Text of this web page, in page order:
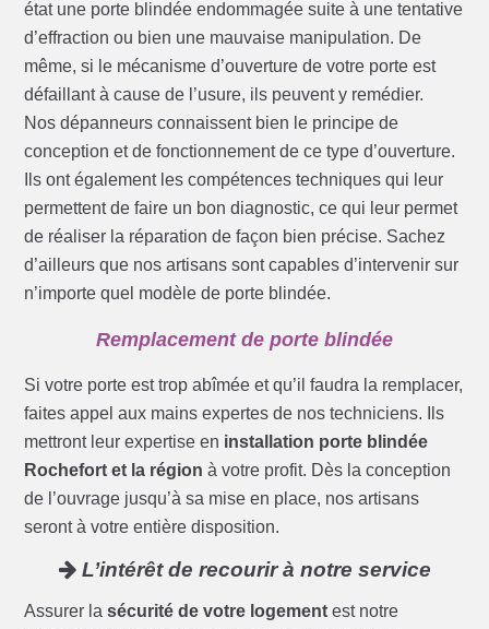
état une porte blindée endommagée suite à une tentative
d’effraction ou bien une mauvaise manipulation. De
même, si le mécanisme d’ouverture de votre porte est
défaillant à cause de l’usure, ils peuvent y remédier.
Nos dépanneurs connaissent bien le principe de
conception et de fonctionnement de ce type d’ouverture.
Ils ont également les compétences techniques qui leur
permettent de faire un bon diagnostic, ce qui leur permet
de réaliser la réparation de façon bien précise. Sachez
d’ailleurs que nos artisans sont capables d’intervenir sur
n’importe quel modèle de porte blindée.
Remplacement de porte blindée
Si votre porte est trop abîmée et qu’il faudra la remplacer,
faites appel aux mains expertes de nos techniciens. Ils
mettront leur expertise en installation porte blindée
Rochefort et la région à votre profit. Dès la conception
de l’ouvrage jusqu’à sa mise en place, nos artisans
seront à votre entière disposition.
L’intérêt de recourir à notre service
Assurer lasécurité de votre logement est notre